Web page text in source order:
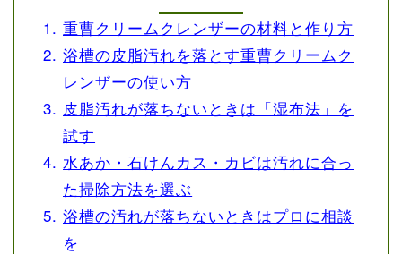
重曹クリームクレンザーの材料と作り方
浴槽の皮脂汚れを落とす重曹クリームク
レンザーの使い方
皮脂汚れが落ちないときは「湿布法」を
試す
水あか・石けんカス・カビは汚れに合っ
た掃除方法を選ぶ
浴槽の汚れが落ちないときはプロに相談
を